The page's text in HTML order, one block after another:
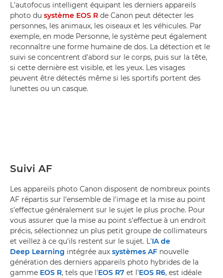
L'autofocus intelligent équipant les derniers appareils
photo du système EOS R de Canon peut détecter les
personnes, les animaux, les oiseaux et les véhicules. Par
exemple, en mode Personne, le système peut également
reconnaître une forme humaine de dos. La détection et le
suivi se concentrent d'abord sur le corps, puis sur la tête,
si cette dernière est visible, et les yeux. Les visages
peuvent être détectés même si les sportifs portent des
lunettes ou un casque.
Suivi AF
Les appareils photo Canon disposent de nombreux points
AF répartis sur l'ensemble de l'image et la mise au point
s'effectue généralement sur le sujet le plus proche. Pour
vous assurer que la mise au point s'effectue à un endroit
précis, sélectionnez un plus petit groupe de collimateurs
et veillez à ce qu'ils restent sur le sujet. L'IA de
Deep Learning intégrée aux systèmes AF nouvelle
génération des derniers appareils photo hybrides de la
gamme EOS R, tels que l'EOS R7 et l'EOS R6, est idéale